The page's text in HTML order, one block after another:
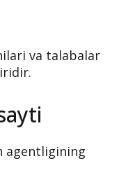
va talabalar
agentligining